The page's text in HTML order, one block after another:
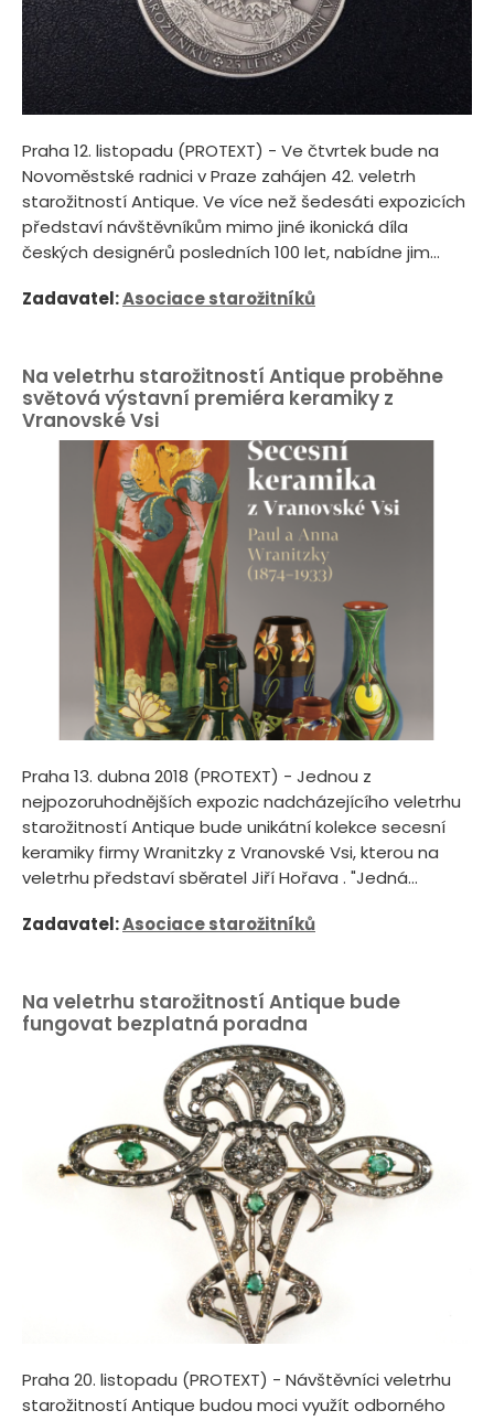
Praha 12. listopadu (PROTEXT) - Ve čtvrtek bude na
Novoměstské radnici v Praze zahájen 42. veletrh
starožitností Antique. Ve více než šedesáti expozicích
představí návštěvníkům mimo jiné ikonická díla
českých designérů posledních 100 let, nabídne jim...
Zadavatel:Asociace starožitníků
Na veletrhu starožitností Antique proběhne
světová výstavní premiéra keramiky z
Vranovské Vsi
Praha 13. dubna 2018 (PROTEXT) - Jednou z
nejpozoruhodnějších expozic nadcházejícího veletrhu
starožitností Antique bude unikátní kolekce secesní
keramiky firmy Wranitzky z Vranovské Vsi, kterou na
veletrhu představí sběratel Jiří Hořava . "Jedná...
Zadavatel:Asociace starožitníků
Na veletrhu starožitností Antique bude
fungovat bezplatná poradna
Praha 20. listopadu (PROTEXT) - Návštěvníci veletrhu
starožitností Antique budou moci využít odborného